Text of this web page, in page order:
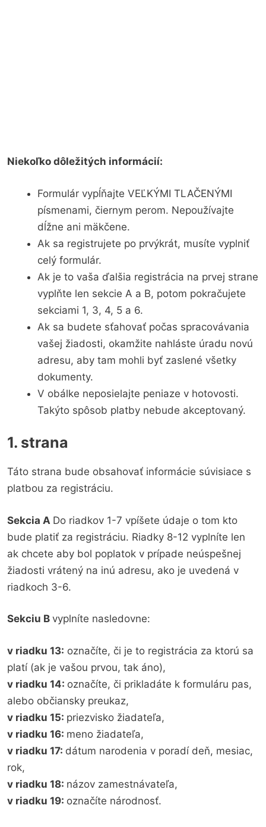
Niekoľko dôležitých informácií:
Formulár vypĺňajte VEĽKÝMI TLAČENÝMI
písmenami, čiernym perom. Nepoužívajte
dĺžne ani mäkčene.
Ak sa registrujete po prvýkrát, musíte vyplniť
celý formulár.
Ak je to vaša ďalšia registrácia na prvej strane
vyplňte len sekcie A a B, potom pokračujete
sekciami 1, 3, 4, 5 a 6.
Ak sa budete sťahovať počas spracovávania
vašej žiadosti, okamžite nahláste úradu novú
adresu, aby tam mohli byť zaslené všetky
dokumenty.
V obálke neposielajte peniaze v hotovosti.
Takýto spôsob platby nebude akceptovaný.
1. strana
Táto strana bude obsahovať informácie súvisiace s
platbou za registráciu.
Sekcia A Do riadkov 1-7 vpíšete údaje o tom kto
bude platiť za registráciu. Riadky 8-12 vyplníte len
ak chcete aby bol poplatok v prípade neúspešnej
žiadosti vrátený na inú adresu, ako je uvedená v
riadkoch 3-6.
Sekciu B vyplníte nasledovne:
v riadku 13: označíte, či je to registrácia za ktorú sa
platí (ak je vašou prvou, tak áno),
v riadku 14: označíte, či prikladáte k formuláru pas,
alebo občiansky preukaz,
v riadku 15: priezvisko žiadateľa,
v riadku 16: meno žiadateľa,
v riadku 17: dátum narodenia v poradí deň, mesiac,
rok,
v riadku 18: názov zamestnávateľa,
v riadku 19: označíte národnosť.